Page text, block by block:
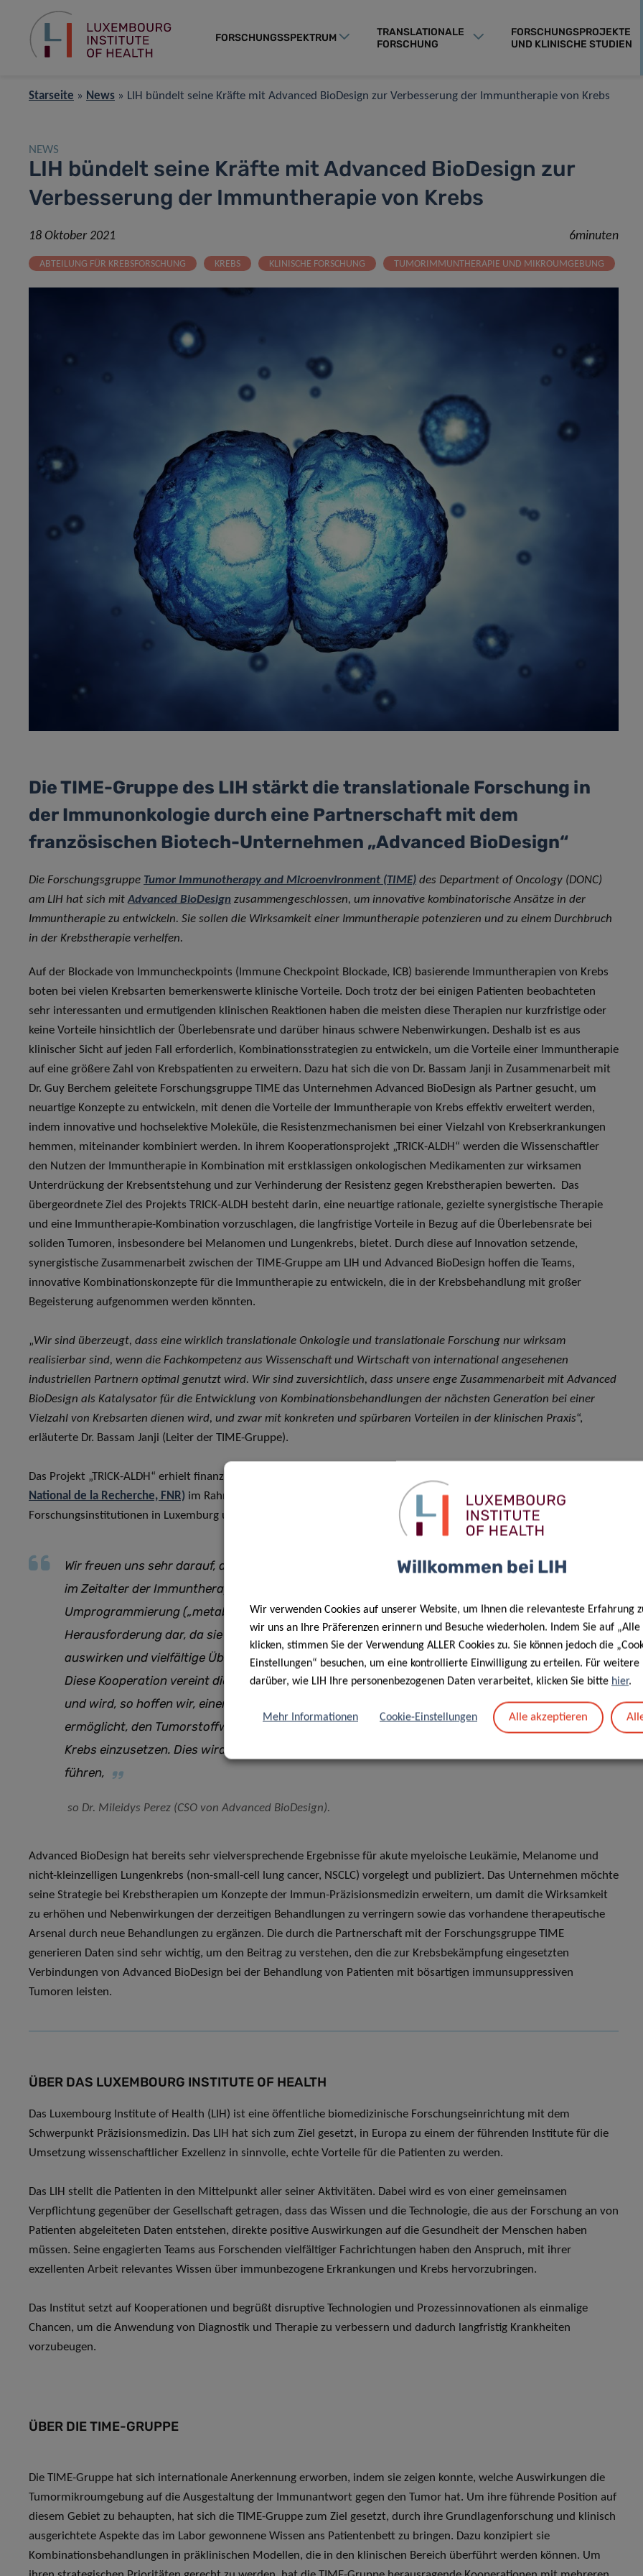
FORSCHUNGSSPEKTRUM
TRANSLATIONALE
FORSCHUNG
FORSCHUNGSPROJEKTE
UND KLINISCHE STUDIEN
Starseite » News » LIH bündelt seine Kräfte mit Advanced BioDesign zur Verbesserung der Immuntherapie von Krebs
NEWS
LIH bündelt seine Kräfte mit Advanced BioDesign zur
Verbesserung der Immuntherapie von Krebs
18 Oktober 2021 6minuten
ABTEILUNG FÜR KREBSFORSCHUNG KREBS KLINISCHE FORSCHUNG TUMORIMMUNTHERAPIE UND MIKROUMGEBUNG
Die TIME-Gruppe des LIH stärkt die translationale Forschung in
der Immunonkologie durch eine Partnerschaft mit dem
französischen Biotech-Unternehmen „Advanced BioDesign“
Die Forschungsgruppe Tumor Immunotherapy and Microenvironment (TIME) des Department of Oncology (DONC)
am LIH hat sich mitAdvanced BioDesign zusammengeschlossen, um innovative kombinatorische Ansätze in der
Immuntherapie zu entwickeln. Sie sollen die Wirksamkeit einer Immuntherapie potenzieren und zu einem Durchbruch
in der Krebstherapie verhelfen.
Auf der Blockade von Immuncheckpoints (Immune Checkpoint Blockade, ICB) basierende Immuntherapien von Krebs
boten bei vielen Krebsarten bemerkenswerte klinische Vorteile. Doch trotz der bei einigen Patienten beobachteten
sehr interessanten und ermutigenden klinischen Reaktionen haben die meisten diese Therapien nur kurzfristige oder
keine Vorteile hinsichtlich der Überlebensrate und darüber hinaus schwere Nebenwirkungen. Deshalb ist es aus
klinischer Sicht auf jeden Fall erforderlich, Kombinationsstrategien zu entwickeln, um die Vorteile einer Immuntherapie
auf eine größere Zahl von Krebspatienten zu erweitern. Dazu hat sich die von Dr. Bassam Janji in Zusammenarbeit mit
Dr. Guy Berchem geleitete Forschungsgruppe TIME das Unternehmen Advanced BioDesign als Partner gesucht, um
neuartige Konzepte zu entwickeln, mit denen die Vorteile der Immuntherapie von Krebs effektiv erweitert werden,
indem innovative und hochselektive Moleküle, die Resistenzmechanismen bei einer Vielzahl von Krebserkrankungen
hemmen, miteinander kombiniert werden. In ihrem Kooperationsprojekt „TRICK-ALDH“ werden die Wissenschaftler
den Nutzen der Immuntherapie in Kombination mit erstklassigen onkologischen Medikamenten zur wirksamen
Unterdrückung der Krebsentstehung und zur Verhinderung der Resistenz gegen Krebstherapien bewerten. Das
übergeordnete Ziel des Projekts TRICK-ALDH besteht darin, eine neuartige rationale, gezielte synergistische Therapie
und eine Immuntherapie-Kombination vorzuschlagen, die langfristige Vorteile in Bezug auf die Überlebensrate bei
soliden Tumoren, insbesondere bei Melanomen und Lungenkrebs, bietet. Durch diese auf Innovation setzende,
synergistische Zusammenarbeit zwischen der TIME-Gruppe am LIH und Advanced BioDesign hoffen die Teams,
innovative Kombinationskonzepte für die Immuntherapie zu entwickeln, die in der Krebsbehandlung mit großer
Begeisterung aufgenommen werden könnten.
„Wir sind überzeugt, dass eine wirklich translationale Onkologie und translationale Forschung nur wirksam
realisierbar sind, wenn die Fachkompetenz aus Wissenschaft und Wirtschaft von international angesehenen
industriellen Partnern optimal genutzt wird. Wir sind zuversichtlich, dass unsere enge Zusammenarbeit mit Advanced
BioDesign als Katalysator für die Entwicklung von Kombinationsbehandlungen der nächsten Generation bei einer
Vielzahl von Krebsarten dienen wird, und zwar mit konkreten und spürbaren Vorteilen in der klinischen Praxis“,
erläuterte Dr. Bassam Janji (Leiter der TIME-Gruppe).
Das Projekt „TRICK-ALDH“ erhielt finanzielle Unterstützung durch den
National de la Recherche, FNR) im Rahmen des Programms BRIDGES, das die Zusammenarbeit zwischen öffentlichen
Forschungsinstitutionen in Luxemburg und aktiv in F&E tätigen Unternehmen fördern will.
Wir freuen uns sehr darauf, die Arbeit mit der TIME-Gruppe fortzusetzen. Auch
im Zeitalter der Immuntherapie gegen Krebs stellt die metabolische
Umprogrammierung („metabolic reprograming“) nach wie vor eine
Herausforderung dar, da sie sich auf die Immunmikroumgebung des Tumors
auswirken und vielfältige Überlebensvorteile für die Krebszellen bieten kann.
Diese Kooperation vereint die Fachkompetenz von ABD und der TIME-Gruppe
und wird, so hoffen wir, einen leistungsfähigen Ansatz erarbeiten, der es
ermöglicht, den Tumorstoffwechsel und das Immunsystem gezielt gegen den
Krebs einzusetzen. Dies wird zur Entwicklung einer wirksameren Krebstherapie
führen,
so Dr. Mileidys Perez (CSO von Advanced BioDesign).
Advanced BioDesign hat bereits sehr vielversprechende Ergebnisse für akute myeloische Leukämie, Melanome und
nicht-kleinzelligen Lungenkrebs (non-small-cell lung cancer, NSCLC) vorgelegt und publiziert. Das Unternehmen möchte
seine Strategie bei Krebstherapien um Konzepte der Immun-Präzisionsmedizin erweitern, um damit die Wirksamkeit
zu erhöhen und Nebenwirkungen der derzeitigen Behandlungen zu verringern sowie das vorhandene therapeutische
Arsenal durch neue Behandlungen zu ergänzen. Die durch die Partnerschaft mit der Forschungsgruppe TIME
generieren Daten sind sehr wichtig, um den Beitrag zu verstehen, den die zur Krebsbekämpfung eingesetzten
Verbindungen von Advanced BioDesign bei der Behandlung von Patienten mit bösartigen immunsuppressiven
Tumoren leisten.
ÜBER DAS LUXEMBOURG INSTITUTE OF HEALTH
Das Luxembourg Institute of Health (LIH) ist eine öffentliche biomedizinische Forschungseinrichtung mit dem
Schwerpunkt Präzisionsmedizin. Das LIH hat sich zum Ziel gesetzt, in Europa zu einem der führenden Institute für die
Umsetzung wissenschaftlicher Exzellenz in sinnvolle, echte Vorteile für die Patienten zu werden.
Das LIH stellt die Patienten in den Mittelpunkt aller seiner Aktivitäten. Dabei wird es von einer gemeinsamen
Verpflichtung gegenüber der Gesellschaft getragen, dass das Wissen und die Technologie, die aus der Forschung an von
Patienten abgeleiteten Daten entstehen, direkte positive Auswirkungen auf die Gesundheit der Menschen haben
müssen. Seine engagierten Teams aus Forschenden vielfältiger Fachrichtungen haben den Anspruch, mit ihrer
exzellenten Arbeit relevantes Wissen über immunbezogene Erkrankungen und Krebs hervorzubringen.
Das Institut setzt auf Kooperationen und begrüßt disruptive Technologien und Prozessinnovationen als einmalige
Chancen, um die Anwendung von Diagnostik und Therapie zu verbessern und dadurch langfristig Krankheiten
vorzubeugen.
ÜBER DIE TIME-GRUPPE
Die TIME-Gruppe hat sich internationale Anerkennung erworben, indem sie zeigen konnte, welche Auswirkungen die
Tumormikroumgebung auf die Ausgestaltung der Immunantwort gegen den Tumor hat. Um ihre führende Position auf
diesem Gebiet zu behaupten, hat sich die TIME-Gruppe zum Ziel gesetzt, durch ihre Grundlagenforschung und klinisch
ausgerichtete Aspekte das im Labor gewonnene Wissen ans Patientenbett zu bringen. Dazu konzipiert sie
Kombinationsbehandlungen in präklinischen Modellen, die in den klinischen Bereich überführt werden können. Um
Willkommen bei LIH
Wir verwenden Cookies auf unserer Website, um Ihnen die relevanteste Erfahrung
wir uns an Ihre Präferenzen erinnern und Besuche wiederholen. Indem Sie auf „Alle
klicken, stimmen Sie der Verwendung ALLER Cookies zu. Sie können jedoch die
Einstellungen“ besuchen, um eine kontrollierte Einwilligung zu erteilen. Für
darüber, wie LIH Ihre personenbezogenen Daten verarbeitet, klicken Sie bitte hier.
Mehr Informationen Cookie-Einstellungen Alle akzeptieren